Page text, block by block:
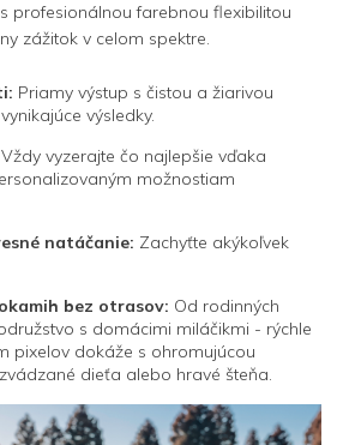
profesionálnou farebnou flexibilitou
zážitok v celom spektre.
Priamy výstup s čistou a žiarivou
výsledky.
Vždy vyzerajte čo najlepšie vďaka
možnostiam
natáčanie: Zachyťte akýkoľvek
bez otrasov: Od rodinných
s domácimi miláčikmi - rýchle
pixelov dokáže s ohromujúcou
dieťa alebo hravé šteňa.